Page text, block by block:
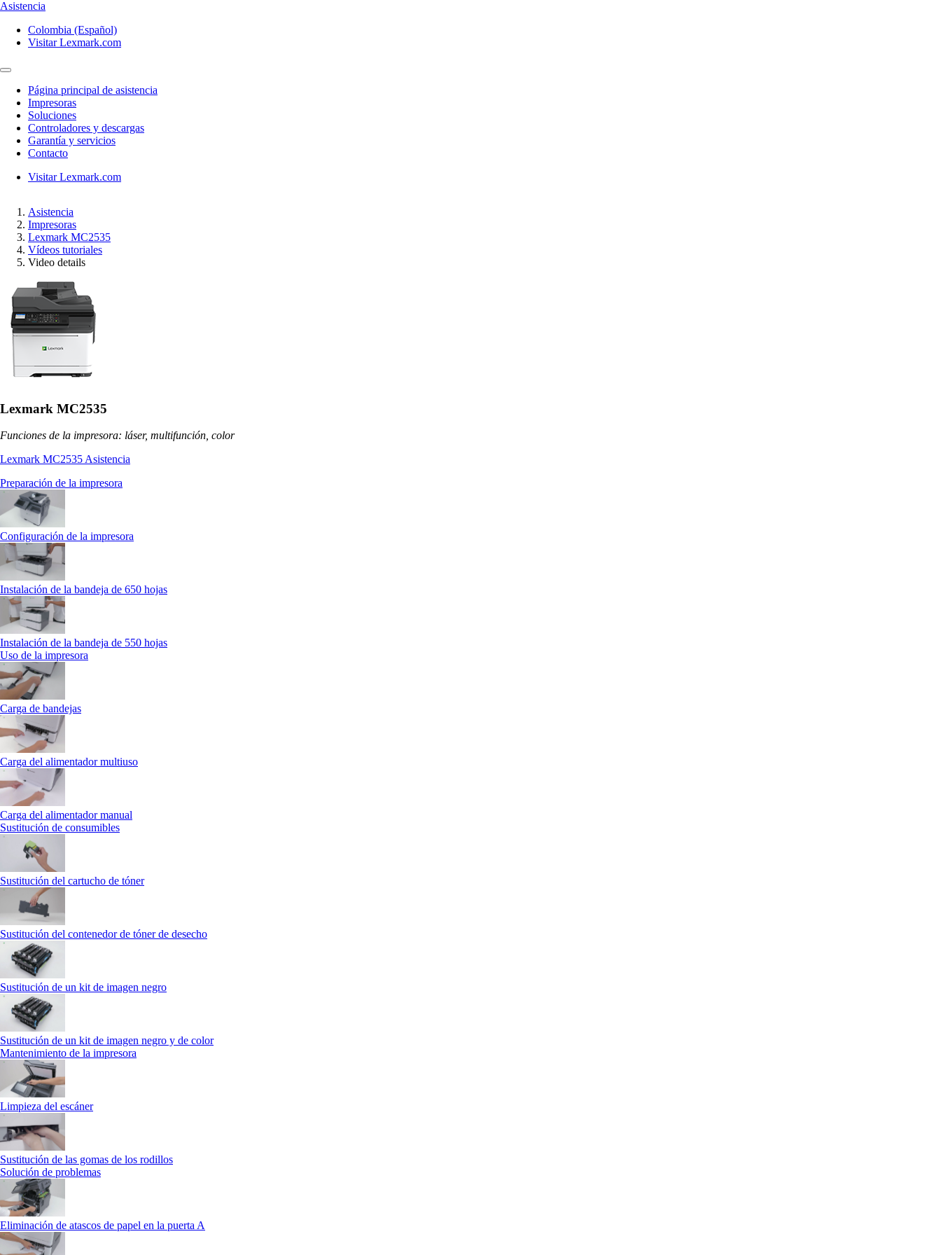
Asistencia
Colombia (Español)
Visitar Lexmark.com
Página principal de asistencia
Impresoras
Soluciones
Controladores y descargas
Garantía y servicios
Contacto
Visitar Lexmark.com
Asistencia
Impresoras
Lexmark MC2535
Vídeos tutoriales
Video details
Lexmark MC2535
Funciones de la impresora: láser, multifunción, color
Lexmark MC2535 Asistencia
Preparación de la impresora
Configuración de la impresora
Instalación de la bandeja de 650 hojas
Instalación de la bandeja de 550 hojas
Uso de la impresora
Carga de bandejas
Carga del alimentador multiuso
Carga del alimentador manual
Sustitución de consumibles
Sustitución del cartucho de tóner
Sustitución del contenedor de tóner de desecho
Sustitución de un kit de imagen negro
Sustitución de un kit de imagen negro y de color
Mantenimiento de la impresora
Limpieza del escáner
Sustitución de las gomas de los rodillos
Solución de problemas
Eliminación de atascos de papel en la puerta A